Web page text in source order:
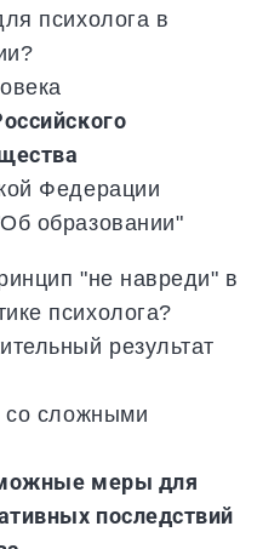
психолога в
Федерации
образовании"
"не навреди" в
психолога?
результат
со сложными
меры для
последствий